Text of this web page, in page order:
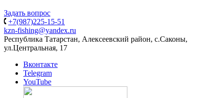
Задать вопрос
+7(987)225-15-51
kzn-fishing@yandex.ru
Республика Татарстан, Алексеевский район, с.Саконы,
ул.Центральная, 17
Вконтакте
Telegram
YouTube